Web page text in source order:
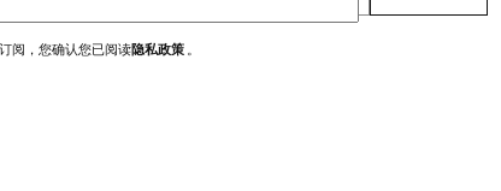
阅，您确认您已阅读隐私政策 。